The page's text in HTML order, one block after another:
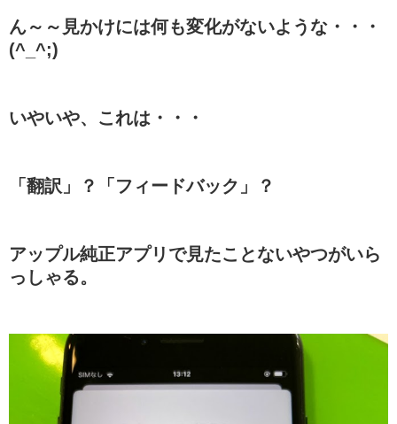
ん～～見かけには何も変化がないような・・・
(^_^;)
いやいや、これは・・・
「翻訳」？「フィードバック」？
アップル純正アプリで見たことないやつがいら
っしゃる。